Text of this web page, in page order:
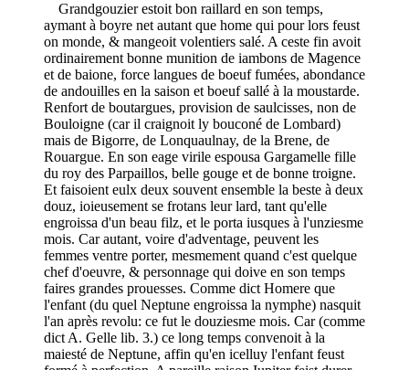
Grandgouzier estoit bon raillard en son temps,
aymant à boyre net autant que home qui pour lors feust
on monde, & mangeoit volentiers salé. A ceste fin avoit
ordinairement bonne munition de iambons de Magence
et de baione, force langues de boeuf fumées, abondance
de andouilles en la saison et boeuf sallé à la moustarde.
Renfort de boutargues, provision de saulcisses, non de
Bouloigne (car il craignoit ly bouconé de Lombard)
mais de Bigorre, de Lonquaulnay, de la Brene, de
Rouargue. En son eage virile espousa Gargamelle fille
du roy des Parpaillos, belle gouge et de bonne troigne.
Et faisoient eulx deux souvent ensemble la beste à deux
douz, ioieusement se frotans leur lard, tant qu'elle
engroissa d'un beau filz, et le porta iusques à l'unziesme
mois. Car autant, voire d'adventage, peuvent les
femmes ventre porter, mesmement quand c'est quelque
chef d'oeuvre, & personnage qui doive en son temps
faires grandes prouesses. Comme dict Homere que
l'enfant (du quel Neptune engroissa la nymphe) nasquit
l'an après revolu: ce fut le douziesme mois. Car (comme
dict A. Gelle lib. 3.) ce long temps convenoit à la
maiesté de Neptune, affin qu'en icelluy l'enfant feust